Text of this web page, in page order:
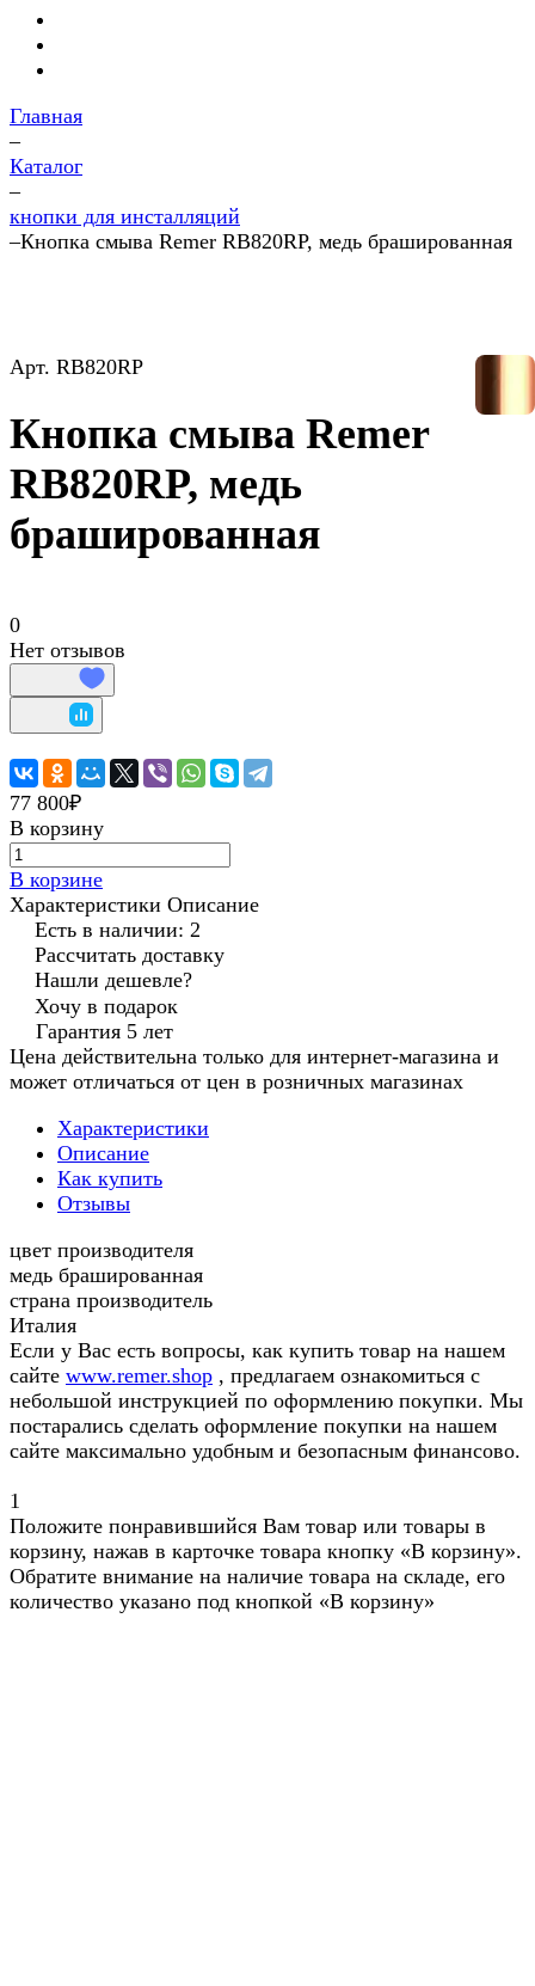
Главная
–
Каталог
–
кнопки для инсталляций
–Кнопка смыва Remer RB820RP, медь брашированная
Арт. RB820RP
Кнопка смыва Remer
RB820RP, медь
брашированная
0
Нет отзывов
77 800₽
В корзину
В корзине
Характеристики Описание
Есть в наличии: 2
Рассчитать доставку
Нашли дешевле?
Хочу в подарок
Гарантия 5 лет
Цена действительна только для интернет-магазина и
может отличаться от цен в розничных магазинах
Характеристики
Описание
Как купить
Отзывы
цвет производителя
медь брашированная
страна производитель
Италия
Если у Вас есть вопросы, как купить товар на нашем
сайте www.remer.shop , предлагаем ознакомиться с
небольшой инструкцией по оформлению покупки. Мы
постарались сделать оформление покупки на нашем
сайте максимально удобным и безопасным финансово.
1
Положите понравившийся Вам товар или товары в
корзину, нажав в карточке товара кнопку «В корзину».
Обратите внимание на наличие товара на складе, его
количество указано под кнопкой «В корзину»